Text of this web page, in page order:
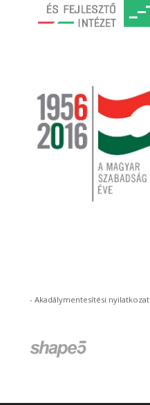
-Akadálymentesítési nyilatkozat